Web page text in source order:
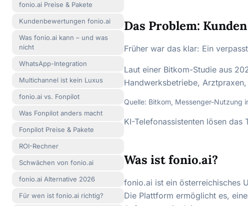
fonio.ai Preise & Pakete
Kundenbewertungen fonio.ai
Was fonio.ai kann – und was
nicht
WhatsApp-Integration
Multichannel ist kein Luxus
fonio.ai vs. Fonpilot
Was Fonpilot anders macht
Fonpilot Preise & Pakete
ROI-Rechner
Schwächen von fonio.ai
fonio.ai Alternative 2026
Für wen ist fonio.ai richtig?
Das Problem:
Früher war das klar: Ein
Laut einer Bitkom-Studie aus
Handwerksbetriebe,
Quelle: Bitkom, Messenger-Nutzung
KI-Telefonassistenten lösen
Was ist fonio.ai?
fonio.ai ist ein österreichisches
Die Plattform ermöglicht es,